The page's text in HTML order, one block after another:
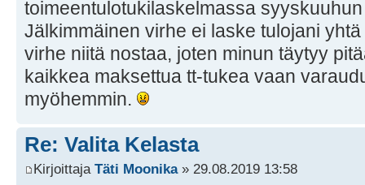
toimeentulotukilaskelmassa
Jälkimmäinen virhe ei laske tulojani
virhe niitä nostaa, joten minun täytyy
kaikkea maksettua tt-tukea vaan
myöhemmin.
Re: Valita Kelasta
Kirjoittaja Täti Moonika» 29.08.2019 13:58